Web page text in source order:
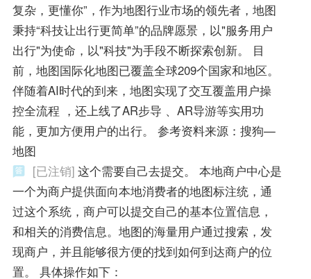
复杂，更懂你”，作为地图行业市场的领先者，地图
秉持“科技让出行更简单”的品牌愿景，以"服务用户
出行"为使命，以"科技"为手段不断探索创新。 目
前，地图国际化地图已覆盖全球209个国家和地区。
伴随着AI时代的到来，地图实现了交互覆盖用户操
控全流程 ，还上线了AR步导 、AR导游等实用功
能，更加方便用户的出行。 参考资料来源：搜狗—
地图
[已注销] 这个需要自己去提交。 本地商户中心是
一个为商户提供面向本地消费者的地图标注统，通
过这个系统，商户可以提交自己的基本位置信息，
和相关的消费信息。地图的海量用户通过搜索，发
现商户，并且能够很方便的找到如何到达商户的位
置。 具体操作如下：